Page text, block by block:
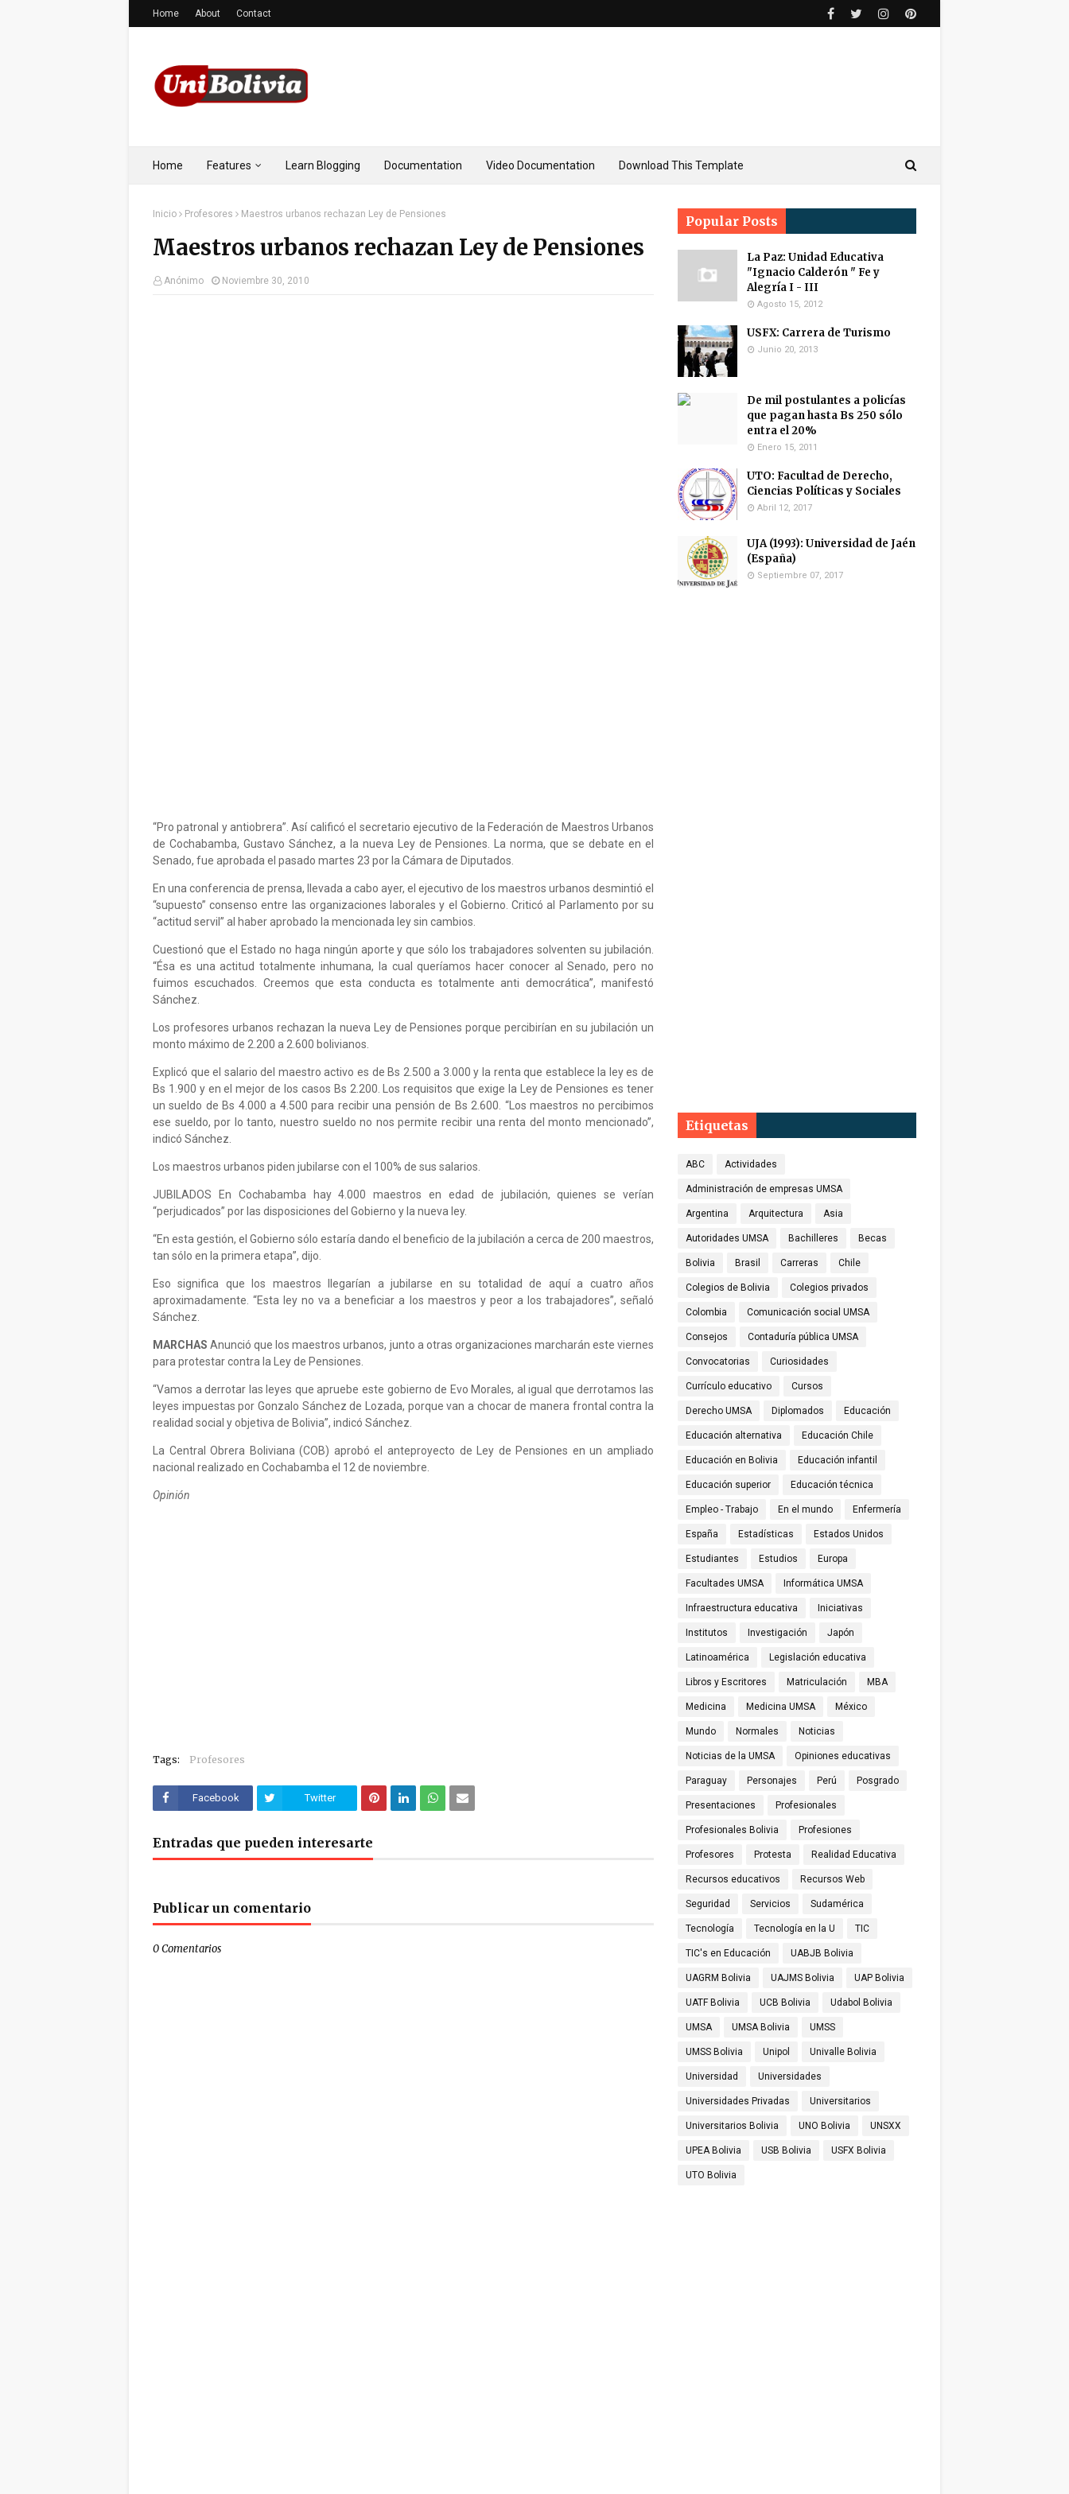
Home About Contact
Home Features Learn Blogging Documentation Video Documentation Download This Template
Inicio Profesores Maestros urbanos rechazan Ley de Pensiones
Maestros urbanos rechazan Ley de Pensiones
Anónimo Noviembre 30, 2010
“Pro patronal y antiobrera”. Así calificó el secretario ejecutivo de la Federación de Maestros Urbanos
de Cochabamba, Gustavo Sánchez, a la nueva Ley de Pensiones. La norma, que se debate en el
Senado, fue aprobada el pasado martes 23 por la Cámara de Diputados.
En una conferencia de prensa, llevada a cabo ayer, el ejecutivo de los maestros urbanos desmintió el
“supuesto” consenso entre las organizaciones laborales y el Gobierno. Criticó al Parlamento por su
“actitud servil” al haber aprobado la mencionada ley sin cambios.
Cuestionó que el Estado no haga ningún aporte y que sólo los trabajadores solventen su jubilación.
“Ésa es una actitud totalmente inhumana, la cual queríamos hacer conocer al Senado, pero no
fuimos escuchados. Creemos que esta conducta es totalmente anti democrática”, manifestó
Sánchez.
Los profesores urbanos rechazan la nueva Ley de Pensiones porque percibirían en su jubilación un
monto máximo de 2.200 a 2.600 bolivianos.
Explicó que el salario del maestro activo es de Bs 2.500 a 3.000 y la renta que establece la ley es de
Bs 1.900 y en el mejor de los casos Bs 2.200. Los requisitos que exige la Ley de Pensiones es tener
un sueldo de Bs 4.000 a 4.500 para recibir una pensión de Bs 2.600. “Los maestros no percibimos
ese sueldo, por lo tanto, nuestro sueldo no nos permite recibir una renta del monto mencionado”,
indicó Sánchez.
Los maestros urbanos piden jubilarse con el 100% de sus salarios.
JUBILADOS En Cochabamba hay 4.000 maestros en edad de jubilación, quienes se verían
“perjudicados” por las disposiciones del Gobierno y la nueva ley.
“En esta gestión, el Gobierno sólo estaría dando el beneficio de la jubilación a cerca de 200 maestros,
tan sólo en la primera etapa”, dijo.
Eso significa que los maestros llegarían a jubilarse en su totalidad de aquí a cuatro años
aproximadamente. “Esta ley no va a beneficiar a los maestros y peor a los trabajadores”, señaló
Sánchez.
MARCHAS Anunció que los maestros urbanos, junto a otras organizaciones marcharán este viernes
para protestar contra la Ley de Pensiones.
“Vamos a derrotar las leyes que apruebe este gobierno de Evo Morales, al igual que derrotamos las
leyes impuestas por Gonzalo Sánchez de Lozada, porque van a chocar de manera frontal contra la
realidad social y objetiva de Bolivia”, indicó Sánchez.
La Central Obrera Boliviana (COB) aprobó el anteproyecto de Ley de Pensiones en un ampliado
nacional realizado en Cochabamba el 12 de noviembre.
Opinión
Tags: Profesores
Facebook Twitter
Entradas que pueden interesarte
Publicar un comentario
0 Comentarios
Popular Posts
La Paz: Unidad Educativa
"Ignacio Calderón " Fe y
Alegría I - III
Agosto 15, 2012
USFX: Carrera de Turismo
Junio 20, 2013
De mil postulantes a policías
que pagan hasta Bs 250 sólo
entra el 20%
Enero 15, 2011
UTO: Facultad de Derecho,
Ciencias Políticas y Sociales
Abril 12, 2017
UJA (1993): Universidad de Jaén
(España)
Septiembre 07, 2017
Etiquetas
ABC Actividades
Administración de empresas UMSA
Argentina Arquitectura Asia
Autoridades UMSA Bachilleres Becas
Bolivia Brasil Carreras Chile
Colegios de Bolivia Colegios privados
Colombia Comunicación social UMSA
Consejos Contaduría pública UMSA
Convocatorias Curiosidades
Currículo educativo Cursos
Derecho UMSA Diplomados Educación
Educación alternativa Educación Chile
Educación en Bolivia Educación infantil
Educación superior Educación técnica
Empleo - Trabajo En el mundo Enfermería
España Estadísticas Estados Unidos
Estudiantes Estudios Europa
Facultades UMSA Informática UMSA
Infraestructura educativa Iniciativas
Institutos Investigación Japón
Latinoamérica Legislación educativa
Libros y Escritores Matriculación MBA
Medicina Medicina UMSA México
Mundo Normales Noticias
Noticias de la UMSA Opiniones educativas
Paraguay Personajes Perú Posgrado
Presentaciones Profesionales
Profesionales Bolivia Profesiones
Profesores Protesta Realidad Educativa
Recursos educativos Recursos Web
Seguridad Servicios Sudamérica
Tecnología Tecnología en la U TIC
TIC's en Educación UABJB Bolivia
UAGRM Bolivia UAJMS Bolivia UAP Bolivia
UATF Bolivia UCB Bolivia Udabol Bolivia
UMSA UMSA Bolivia UMSS
UMSS Bolivia Unipol Univalle Bolivia
Universidad Universidades
Universidades Privadas Universitarios
Universitarios Bolivia UNO Bolivia UNSXX
UPEA Bolivia USB Bolivia USFX Bolivia
UTO Bolivia